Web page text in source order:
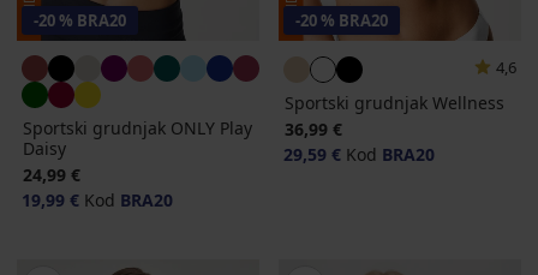
-20 % BRA20
Sportski grudnjak ONLY Play
Daisy
24,99 €
19,99 € Kod BRA20
-20 % BRA20
4,6
Sportski grudnjak Wellness
36,99 €
29,59 € Kod BRA20